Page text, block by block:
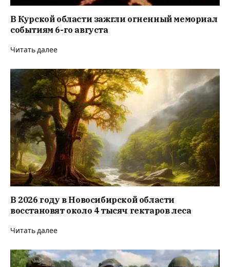
В Курской области зажгли огненный мемориал
событиям 6-го августа
Читать далее
В 2026 году в Новосибирской области
восстановят около 4 тысяч гектаров леса
Читать далее